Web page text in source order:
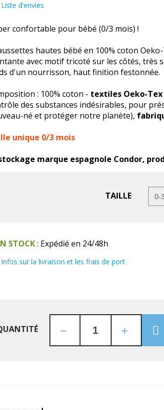
Liste d'envies
confortable pour bébé (0/3 mois) !
hautes bébé en 100% coton
avec motif tricoté sur les côtés, très
d'un nourrisson, haut finition festonnée.
: 100% coton - textiles Oeko-Tex
des substances indésirables, pour
né et protéger notre planète),
unique 0/3 mois
marque espagnole Condor,
TAILLE
STOCK : Expédié en 24/48h
Infos sur la livraison et les frais de port